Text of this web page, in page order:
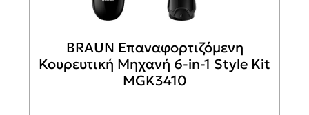
BRAUN Επαναφορτιζόμενη
Κουρευτική Μηχανή 6-in-1 Style Kit
MGK3410